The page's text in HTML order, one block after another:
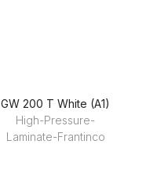
GW 200 T White (A1)
High-Pressure-
Laminate-Frantinco